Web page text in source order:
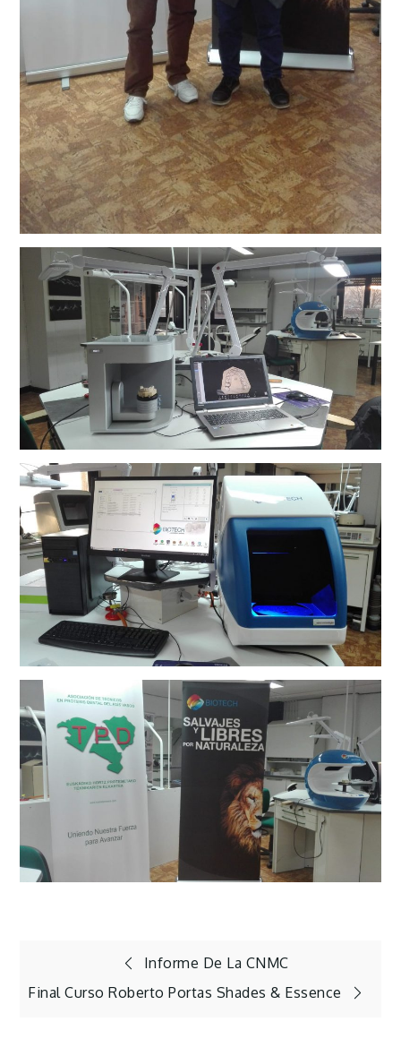
Navegación
Informe De La CNMC
Final Curso Roberto Portas Shades & Essence